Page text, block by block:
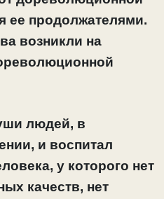
ее продолжателями.
возникли на
людей, в
и воспитал
у которого нет
качеств, нет